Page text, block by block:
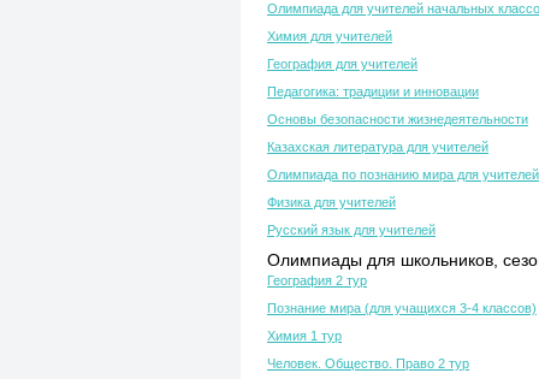
Олимпиада для учителей начальных
Химия для учителей
География для учителей
Педагогика: традиции и инновации
Основы безопасности жизнедеятельности
Казахская литература для учителей
Олимпиада по познанию мира для учителей
Физика для учителей
Русский язык для учителей
Олимпиады для школьников,
География 2 тур
Познание мира (для учащихся 3-4 классов)
Химия 1 тур
Человек. Общество. Право 2 тур